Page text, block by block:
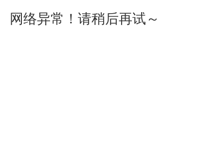
网络异常！请稍后再试～